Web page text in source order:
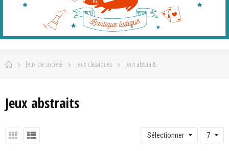
Jeux de société Jeux classiques Jeux abstraits
Jeux abstraits
Sélectionner 7